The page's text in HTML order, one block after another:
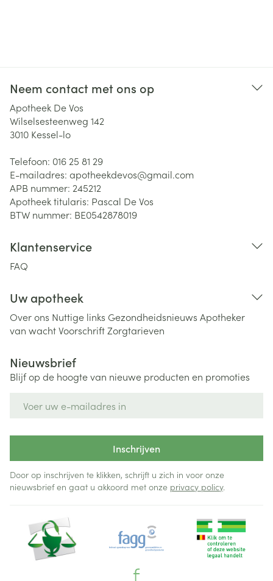
Neem contact met ons op
Apotheek De Vos
Wilselsesteenweg 142
3010 Kessel-lo
Telefoon: 016 25 81 29
E-mailadres: apotheekdevos@gmail.com
APB nummer: 245212
Apotheek titularis: Pascal De Vos
BTW nummer: BE0542878019
Klantenservice
FAQ
Uw apotheek
Over ons Nuttige links Gezondheidsnieuws Apotheker
van wachtVoorschriftZorgtarieven
Nieuwsbrief
Blijf op de hoogte van nieuwe producten en promoties
Inschrijven
Door op inschrijven te klikken, schrijft u zich in voor onze
nieuwsbrief en gaat u akkoord met onze privacy policy.